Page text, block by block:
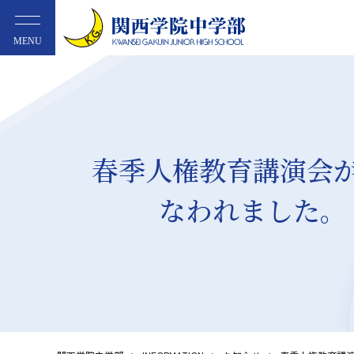
MENU
春季人権教育講演会
なわれました。